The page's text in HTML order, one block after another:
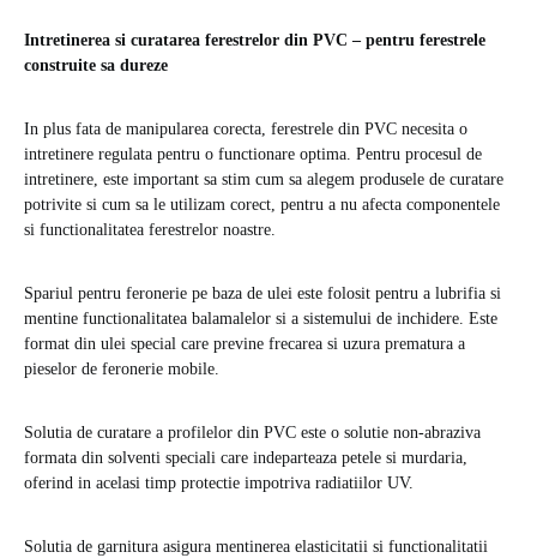
Intretinerea si curatarea ferestrelor din PVC – pentru ferestrele
construite sa dureze
In plus fata de manipularea corecta, ferestrele din PVC necesita o
intretinere regulata pentru o functionare optima. Pentru procesul de
intretinere, este important sa stim cum sa alegem produsele de curatare
potrivite si cum sa le utilizam corect, pentru a nu afecta componentele
si functionalitatea ferestrelor noastre.
Spariul pentru feronerie pe baza de ulei este folosit pentru a lubrifia si
mentine functionalitatea balamalelor si a sistemului de inchidere. Este
format din ulei special care previne frecarea si uzura prematura a
pieselor de feronerie mobile.
Solutia de curatare a profilelor din PVC este o solutie non-abraziva
formata din solventi speciali care indeparteaza petele si murdaria,
oferind in acelasi timp protectie impotriva radiatiilor UV.
Solutia de garnitura asigura mentinerea elasticitatii si functionalitatii